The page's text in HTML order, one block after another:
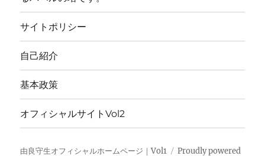
サイトポリシー
自己紹介
基本政策
オフィシャルサイトVol2
由良守生オフィシャルホームページ｜Vol1 Proudly powered